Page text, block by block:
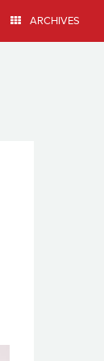
ARCHIVES